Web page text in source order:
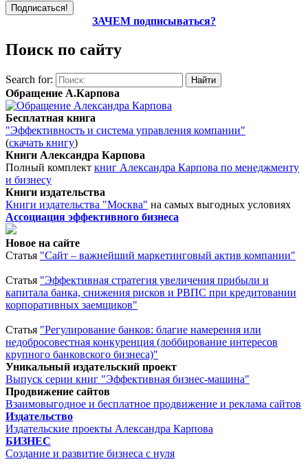
ЗАЧЕМ подписываться?
Поиск по сайту
Search for:
Обращение А.Карпова
Бесплатная книга
"Эффективность и система управления компании"
(скачать книгу)
Книги Александра Карпова
Полный комплект книг Александра Карпова по менеджменту
и бизнесу
Книги издательства
Книги издательства "Москва" на самых выгодных условиях
Ассоциация эффективного бизнеса
Новое на сайте
Статья "Сайт – важнейший маркетинговый актив компании"
Статья "Эффективная стратегия увеличения прибыли и
капитала банка, снижения рисков и РВПС при кредитовании
корпоративных заемщиков"
Статья "Регулирование банков: благие намерения или
недобросовестная конкуренция (лоббирование интересов
крупного банковского бизнеса)"
Уникальный издательский проект
Выпуск серии книг "Эффективная бизнес-машина"
Продвижение сайтов
Взаимовыгодное и бесплатное продвижение и реклама сайтов
Издательство
Издательские проекты Александра Карпова
БИЗНЕС
Создание и развитие бизнеса с нуля